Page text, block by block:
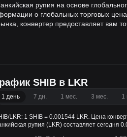
рупия на основе
о глобальных торговых
конвертер предоставляет вам
SHIB в LKR
1 день 7 дн. 1 мес. 3 мес. 1
LKR: 1 SHIB = 0.001544 LKR. Цена
рупия (LKR) составляет сегодня